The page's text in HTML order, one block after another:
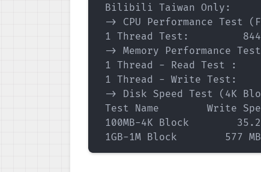
Bilibili Taiwan Only:
-> CPU Performance Test
1 Thread Test:         844
-> Memory Performance
1 Thread - Read Test :
1 Thread - Write Test:
-> Disk Speed Test (4K
Test Name        Write
100MB-4K Block